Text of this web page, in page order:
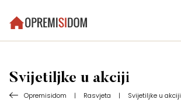
Svijetiljke u akciji
Opremisidom | Rasvjeta | Svijetiljke u akciji